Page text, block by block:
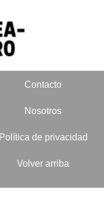
Contacto
Nosotros
Política de privacidad
Volver arriba